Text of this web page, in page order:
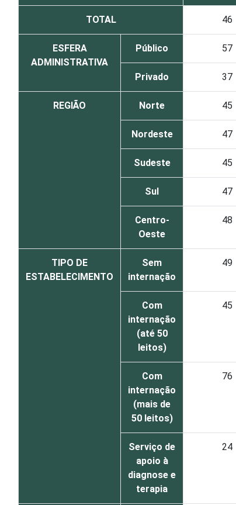
TOTAL 46
ESFERA
ADMINISTRATIVA
Público 57
Privado 37
REGIÃO Norte 45
Nordeste 47
Sudeste 45
Sul 47
Centro-
Oeste
48
TIPO DE
ESTABELECIMENTO
Sem
internação
49
Com
internação
(até 50
leitos)
45
Com
internação
(mais de
50 leitos)
76
Serviço de
apoio à
diagnose e
terapia
24